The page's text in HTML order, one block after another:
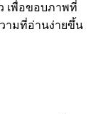
เพื่อขอบภาพที่
ามที่อ่านง่ายขึ้น